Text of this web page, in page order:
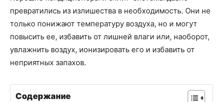
превратились из излишества в необходимость. Они не
только понижают температуру воздуха, но и могут
повысить ее, избавить от лишней влаги или, наоборот,
увлажнить воздух, ионизировать его и избавить от
неприятных запахов.
Содержание